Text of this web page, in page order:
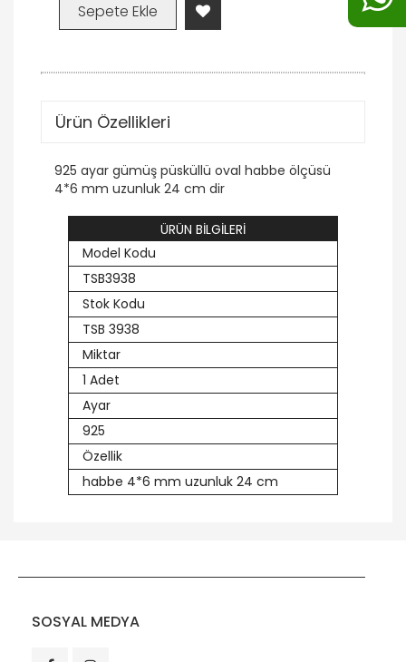
Ürün Özellikleri
925 ayar gümüş püsküllü oval habbe ölçüsü
4*6 mm uzunluk 24 cm dir
ÜRÜN BİLGİLERİ
Model Kodu
TSB3938
Stok Kodu
TSB 3938
Miktar
1 Adet
Ayar
925
Özellik
habbe 4*6 mm uzunluk 24 cm
SOSYAL MEDYA